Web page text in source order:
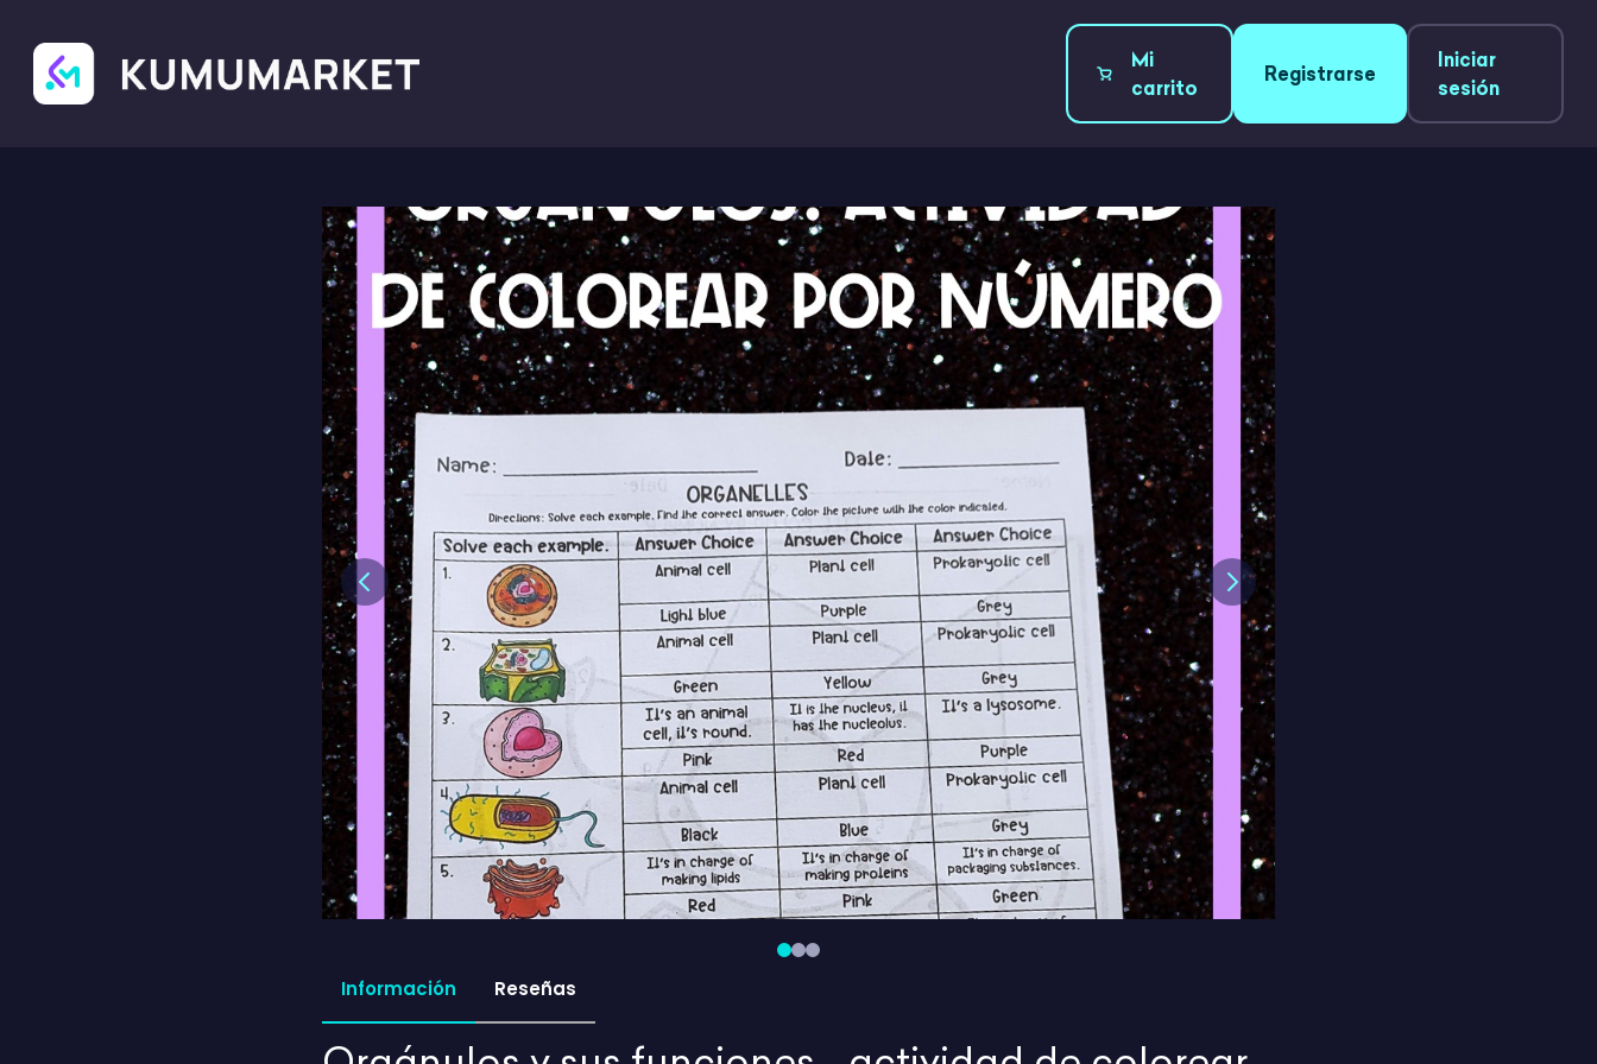
Mi
carrito
Registrarse
Iniciar
sesión
Previous Next
Información Reseñas